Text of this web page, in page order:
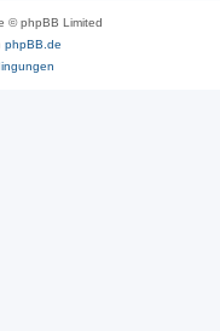
© phpBB Limited
phpBB.de